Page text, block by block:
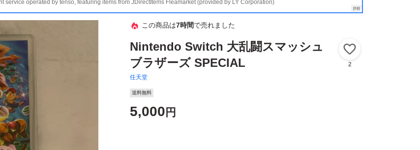
service operated by tenso, featuring items from JDirectItems Fleamarket (provided by LY Corporation)
この商品は7時間で売れました
Nintendo Switch 大乱闘スマッシュ
ブラザーズ SPECIAL
任天堂
2
送料無料
5,000 円